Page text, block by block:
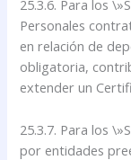
25.3.6. Para los
Personales
en relación de
obligatoria,
extender un
25.3.7. Para los
por entidades